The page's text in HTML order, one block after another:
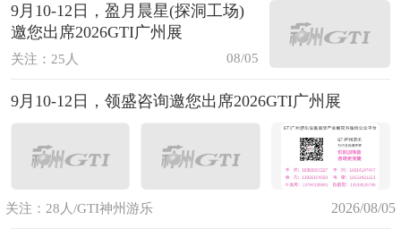
9月10-12日，盈月晨星(探洞工场)
邀您出席2026GTI广州展
关注：25人 08/05
9月10-12日，领盛咨询邀您出席2026GTI广州展
关注：28人/GTI神州游乐 2026/08/05